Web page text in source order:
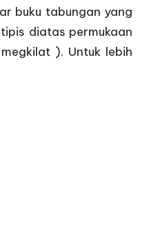
buku tabungan yang
diatas permukaan
). Untuk lebih